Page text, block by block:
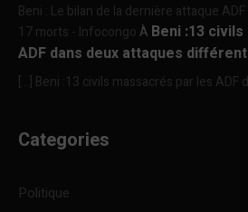
Beni : Le bilan de la dernière attaque
17 morts - InfocongoÀ Beni :13
ADF dans deux attaques
[…] Beni :13 civils massacrés par les ADF
Categories
Politique